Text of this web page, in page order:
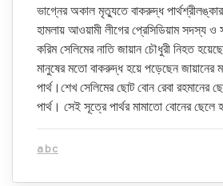
ভাগ্নের অকাল মৃত্যুতে বাকরুদ্ধ
হামলায় আওয়ামী লীগের প্রেসিডিয়াম
করিম সেলিমের নাতি জায়ান চৌধুরী নিহত
মানুষের মতো বাকরুদ্ধ হয়ে পড়েছেন জায়ানের
পার্থ।শেখ সেলিমের ছোট বোন রেবা রহমানের
পার্থ। সেই সূত্রে পার্থর মামাতো বোনের ছেলে
abc